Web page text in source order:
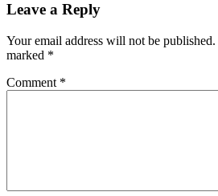
Leave a Reply
Your email address will not be published.
marked *
Comment *